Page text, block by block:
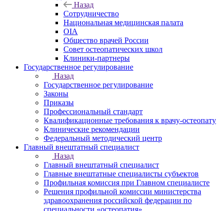
Назад
Сотрудничество
Национальная медицинская палата
OIA
Общество врачей России
Совет остеопатических школ
Клиники-партнеры
Государственное регулирование
Назад
Государственное регулирование
Законы
Приказы
Профессиональный стандарт
Квалификационные требования к врачу-остеопату
Клинические рекомендации
Федеральный методический центр
Главный внештатный специалист
Назад
Главный внештатный специалист
Главные внештатные специалисты субъектов
Профильная комиссия при Главном специалисте
Решения профильной комиссии министерства
здравоохранения российской федерации по
специальности «остеопатия»